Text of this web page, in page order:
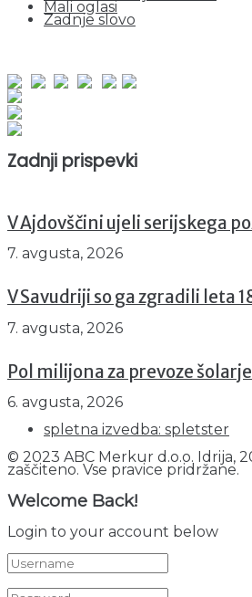
Mali oglasi
Zadnje slovo
Zadnji prispevki
V Ajdovščini ujeli serijskega
7. avgusta, 2026
V Savudriji so ga zgradili leta
7. avgusta, 2026
Pol milijona za prevoze
6. avgusta, 2026
spletna izvedba: spletster
© 2023 ABC Merkur d.o.o. Idrija,
zaščiteno. Vse pravice pridržane.
Welcome Back!
Login to your account below